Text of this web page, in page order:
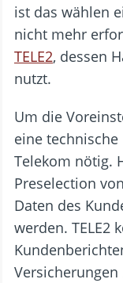
ist das wählen
nicht mehr
TELE2, dessen
nutzt.
Um die
eine
Telekom nötig.
Preselection
Daten des
werden. TELE2